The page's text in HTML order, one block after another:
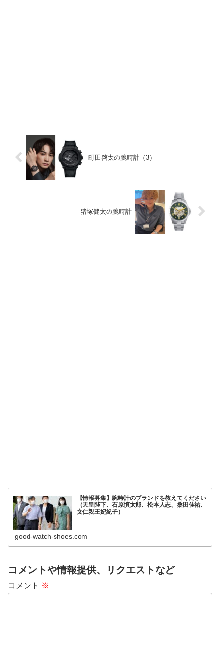
町田啓太の腕時計（3）
猪塚健太の腕時計
【情報募集】腕時計のブランドを教えてください
（天皇陛下、石原慎太郎、松本人志、桑田佳祐、
文仁親王妃紀子）
good-watch-shoes.com
コメントや情報提供、リクエストなど
コメント ※